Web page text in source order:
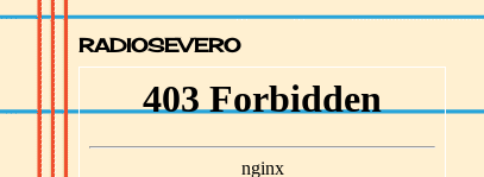
RADIOSEVERO